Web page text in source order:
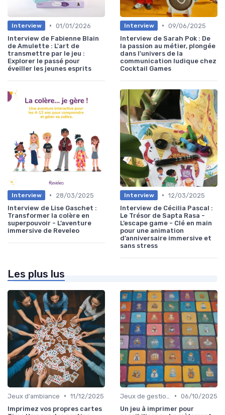
Interview • 01/01/2026
Interview de Fabienne Blain
de Amulette : L'art de
transmettre par le jeu :
Explorer le passé pour
éveiller les jeunes esprits
Interview • 09/06/2025
Interview de Sarah Pok : De
la passion au métier, plongée
dans l'univers de la
communication ludique chez
Cocktail Games
Interview •
28/03/2025
Interview de Lise Gaschet :
Transformer la colère en
superpouvoir - L’aventure
immersive de Reveleo
Interview • 12/03/2025
Interview de Cécilia Pascal :
Le Trésor de Sapta Rasa -
L’escape game - Clé en main
pour une animation
d’anniversaire immersive et
sans stress
Les plus lus
Jeux d'ambiance • 11/12/2025
Imprimez vos propres cartes
• 06/10/2025
Un jeu à imprimer pour